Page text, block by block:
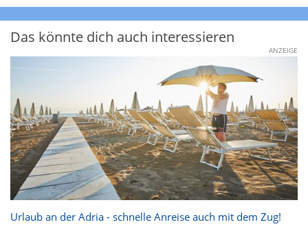
Das könnte dich auch interessieren
ANZEIGE
Urlaub an der Adria - schnelle Anreise auch mit dem Zug!